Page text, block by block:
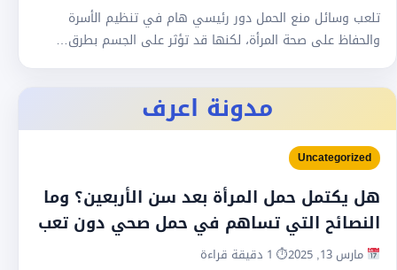
تلعب وسائل منع الحمل دور رئيسي هام في تنظيم الأسرة
والحفاظ على صحة المرأة، لكنها قد تؤثر على الجسم بطرق…
مدونة اعرف
Uncategorized
هل يكتمل حمل المرأة بعد سن الأربعين؟ وما
النصائح التي تساهم في حمل صحي دون تعب
مارس 13, 2025 ⏱ 1 دقيقة قراءة